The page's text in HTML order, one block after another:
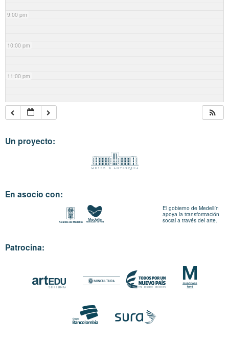
9:00 pm
10:00 pm
11:00 pm
Un proyecto:
En asocio con:
El gobierno de Medellín
apoya la transformación
social a través del arte.
Patrocina: